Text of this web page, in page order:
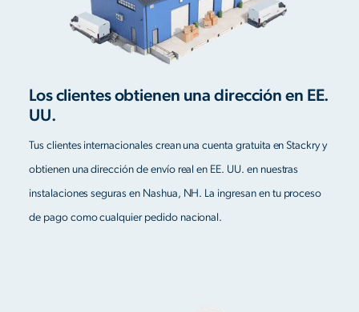
Los clientes obtienen una dirección en EE.
UU.
Tus clientes internacionales crean una cuenta gratuita en Stackry y
obtienen una dirección de envío real en EE. UU. en nuestras
instalaciones seguras en Nashua, NH. La ingresan en tu proceso
de pago como cualquier pedido nacional.